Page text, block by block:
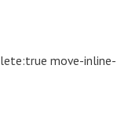
move-inline-